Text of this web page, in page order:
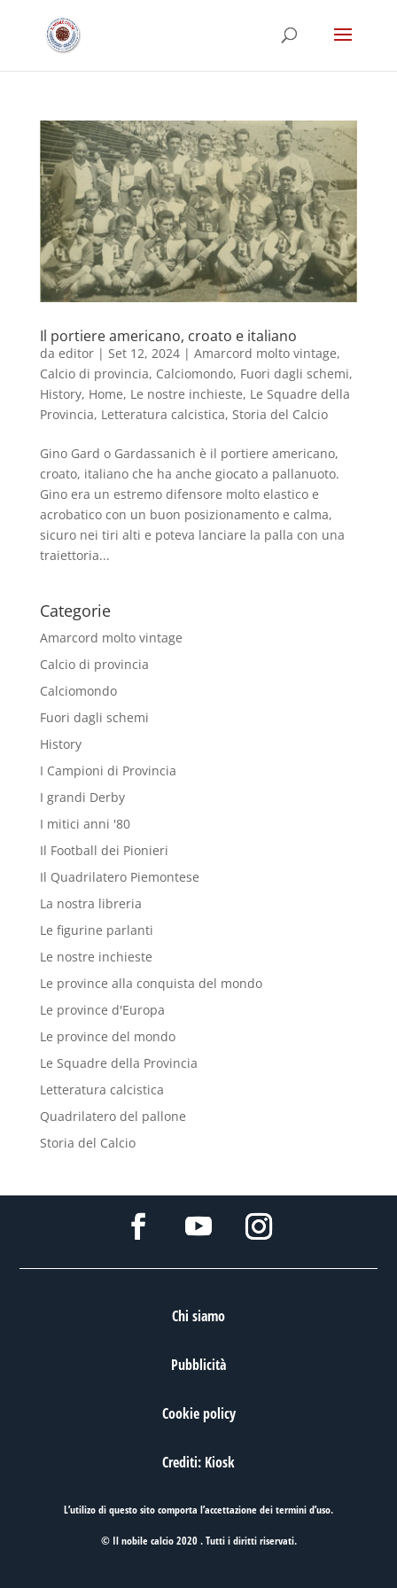
Il portiere americano, croato e italiano
da editor| Set 12, 2024| Amarcord molto vintage,
Calcio di provincia, Calciomondo, Fuori dagli schemi,
History, Home, Le nostre inchieste, Le Squadre della
Provincia, Letteratura calcistica, Storia del Calcio
Gino Gard o Gardassanich è il portiere americano,
croato, italiano che ha anche giocato a pallanuoto.
Gino era un estremo difensore molto elastico e
acrobatico con un buon posizionamento e calma,
sicuro nei tiri alti e poteva lanciare la palla con una
traiettoria...
Categorie
Amarcord molto vintage
Calcio di provincia
Calciomondo
Fuori dagli schemi
History
I Campioni di Provincia
I grandi Derby
I mitici anni '80
Il Football dei Pionieri
Il Quadrilatero Piemontese
La nostra libreria
Le figurine parlanti
Le nostre inchieste
Le province alla conquista del mondo
Le province d'Europa
Le province del mondo
Le Squadre della Provincia
Letteratura calcistica
Quadrilatero del pallone
Storia del Calcio
Chi siamo
Pubblicità
Cookie policy
Crediti: Kiosk
L’utilizo di questo sito comporta l’accettazione deitermini d’uso.
© Il nobile calcio 2020 . Tutti i diritti riservati.